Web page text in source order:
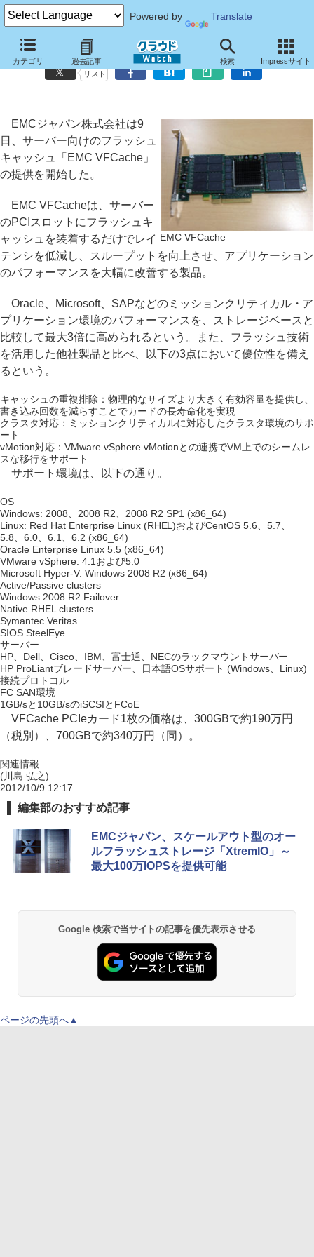
Powered by Translate
カテゴリ 過去記事 検索 Impressサイト
EMC、サーバー向けのフラッシュキャッシュ「EMC VFCache」
リスト
EMC VFCache
EMCジャパン株式会社は9
日、サーバー向けのフラッシュ
キャッシュ「EMC VFCache」
の提供を開始した。
EMC VFCacheは、サーバー
のPCIスロットにフラッシュキ
ャッシュを装着するだけでレイ
テンシを低減し、スループットを向上させ、アプリケーション
のパフォーマンスを大幅に改善する製品。
Oracle、Microsoft、SAPなどのミッションクリティカル・ア
プリケーション環境のパフォーマンスを、ストレージベースと
比較して最大3倍に高められるという。また、フラッシュ技術
を活用した他社製品と比べ、以下の3点において優位性を備え
るという。
キャッシュの重複排除：物理的なサイズより大きく有効容量を提供し、
書き込み回数を減らすことでカードの長寿命化を実現
クラスタ対応：ミッションクリティカルに対応したクラスタ環境のサポ
ート
vMotion対応：VMware vSphere vMotionとの連携でVM上でのシームレ
スな移行をサポート
サポート環境は、以下の通り。
OS
Windows: 2008、2008 R2、2008 R2 SP1 (x86_64)
Linux: Red Hat Enterprise Linux (RHEL)およびCentOS 5.6、5.7、
5.8、6.0、6.1、6.2 (x86_64)
Oracle Enterprise Linux 5.5 (x86_64)
VMware vSphere: 4.1および5.0
Microsoft Hyper-V: Windows 2008 R2 (x86_64)
Active/Passive clusters
Windows 2008 R2 Failover
Native RHEL clusters
Symantec Veritas
SIOS SteelEye
サーバー
HP、Dell、Cisco、IBM、富士通、NECのラックマウントサーバー
HP ProLiantブレードサーバー、日本語OSサポート (Windows、Linux)
接続プロトコル
FC SAN環境
1GB/sと10GB/sのiSCSIとFCoE
VFCache PCIeカード1枚の価格は、300GBで約190万円
（税別）、700GBで約340万円（同）。
関連情報
(川島 弘之)
2012/10/9 12:17
編集部のおすすめ記事
EMCジャパン、スケールアウト型のオー
ルフラッシュストレージ「XtremIO」～
最大100万IOPSを提供可能
Google 検索で当サイトの記事を優先表示させる
ページの先頭へ▲